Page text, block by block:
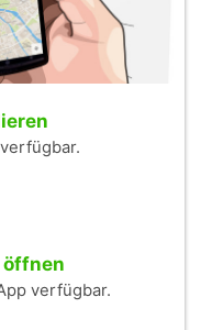
öffnen
verfügbar.